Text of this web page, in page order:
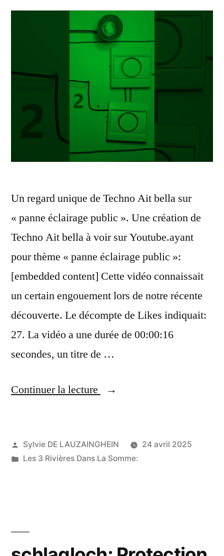
Un regard unique de Techno Ait bella sur
« panne éclairage public ». Une création de
Techno Ait bella à voir sur Youtube.ayant
pour thème « panne éclairage public »:
[embedded content] Cette vidéo connaissait
un certain engouement lors de notre récente
découverte. Le décompte de Likes indiquait:
27. La vidéo a une durée de 00:00:16
secondes, un titre de …
Continuer la lecture
« (panne
Bouton
Push
Publié
par
Sylvie DE LAUZAINGHEIN
24 avril 2025
Publié
Les 3 Rivières Dans La Somme: